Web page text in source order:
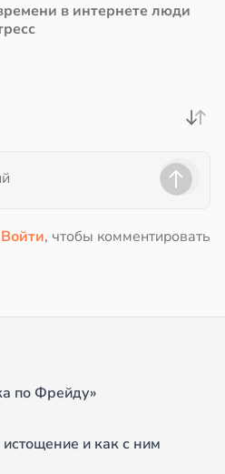
в интернете люди
Войти, чтобы комментировать
по Фрейду»
и как с ним